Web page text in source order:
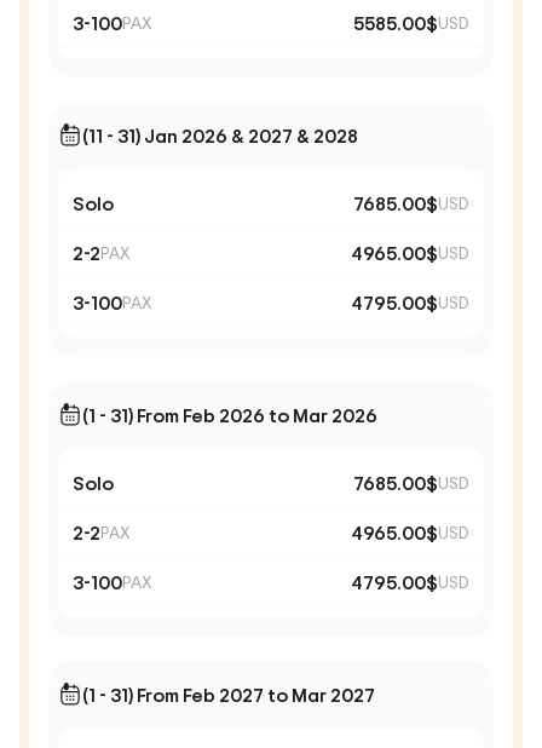
3-100PAX 5585.00$USD
(11 - 31) Jan 2026 & 2027 & 2028
Solo 7685.00$USD
2-2PAX 4965.00$USD
3-100PAX 4795.00$USD
(1 - 31) From Feb 2026 to Mar 2026
Solo 7685.00$USD
2-2PAX 4965.00$USD
3-100PAX 4795.00$USD
(1 - 31) From Feb 2027 to Mar 2027